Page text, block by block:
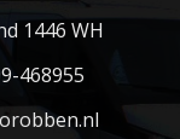
1446 WH
468955